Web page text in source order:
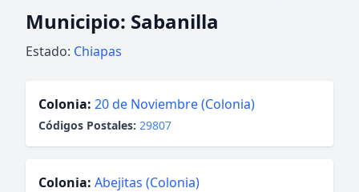
Municipio: Sabanilla
Estado: Chiapas
Colonia: 20 de Noviembre (Colonia)
Códigos Postales: 29807
Colonia: Abejitas (Colonia)